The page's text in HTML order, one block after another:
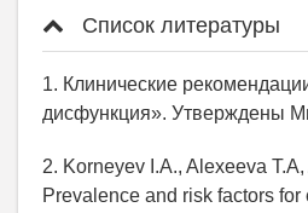
Список литературы
1. Клинические
дисфункция». Утверждены
2. Korneyev I.A., Alexeeva
Prevalence and risk factors